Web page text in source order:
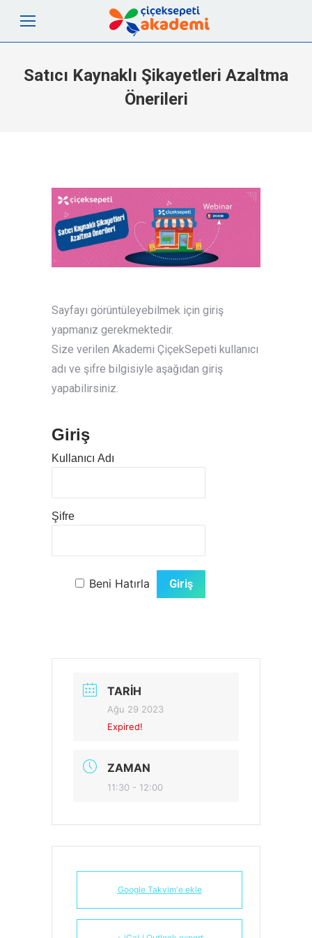
Satıcı Kaynaklı Şikayetleri Azaltma
Önerileri
Sayfayı görüntüleyebilmek için giriş
yapmanız gerekmektedir.
Size verilen Akademi ÇiçekSepeti kullanıcı
adı ve şifre bilgisiyle aşağıdan giriş
yapabilirsiniz.
Giriş
Kullanıcı Adı
Şifre
Beni Hatırla
TARIH
Ağu 29 2023
Expired!
ZAMAN
11:30 - 12:00
Google Takvim'e ekle